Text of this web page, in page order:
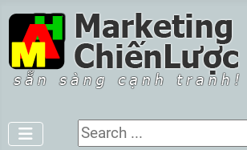
Search ...